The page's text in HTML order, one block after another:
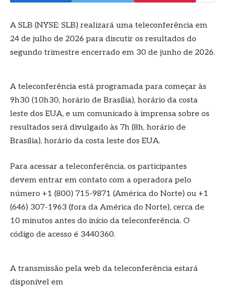
A SLB (NYSE: SLB) realizará uma teleconferência em
24 de julho de 2026 para discutir os resultados do
segundo trimestre encerrado em 30 de junho de 2026.
A teleconferência está programada para começar às
9h30 (10h30, horário de Brasília), horário da costa
leste dos EUA, e um comunicado à imprensa sobre os
resultados será divulgado às 7h (8h, horário de
Brasília), horário da costa leste dos EUA.
Para acessar a teleconferência, os participantes
devem entrar em contato com a operadora pelo
número +1 (800) 715-9871 (América do Norte) ou +1
(646) 307-1963 (fora da América do Norte), cerca de
10 minutos antes do início da teleconferência. O
código de acesso é 3440360.
A transmissão pela web da teleconferência estará
disponível em